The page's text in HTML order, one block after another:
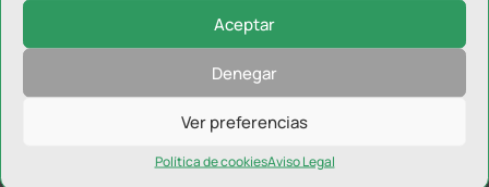
Aceptar
Denegar
Ver preferencias
Política de cookiesAviso Legal
Tu dirección de correo electrónico no será publicada.Los
campos obligatorios están marcados con